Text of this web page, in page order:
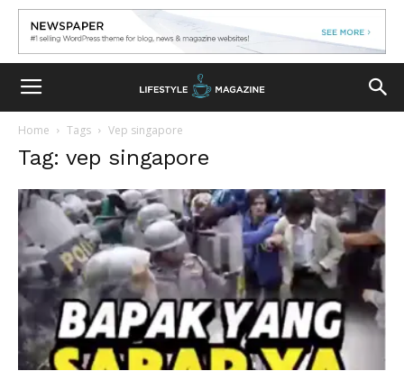
Home Tags Vep singapore
Tag: vep singapore